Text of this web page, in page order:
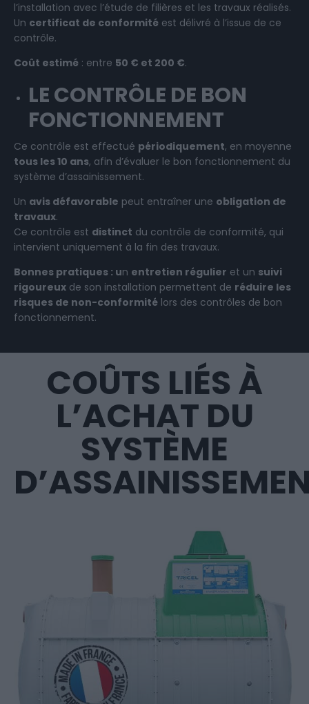
l’installation avec l’étude de filières et les travaux réalisés.
Un certificat de conformité est délivré à l’issue de ce
contrôle.
Coût estimé : entre 50 € et 200 €.
LE CONTRÔLE DE BON
FONCTIONNEMENT
Ce contrôle est effectué périodiquement, en moyenne
tous les 10 ans, afin d’évaluer le bon fonctionnement du
système d’assainissement.
Un avis défavorable peut entraîner une obligation de
travaux.
Ce contrôle est distinct du contrôle de conformité, qui
intervient uniquement à la fin des travaux.
Bonnes pratiques : un entretien régulier et un suivi
rigoureux de son installation permettent de réduire les
risques de non-conformité lors des contrôles de bon
fonctionnement.
COÛTS LIÉS À
L’ACHAT DU
SYSTÈME